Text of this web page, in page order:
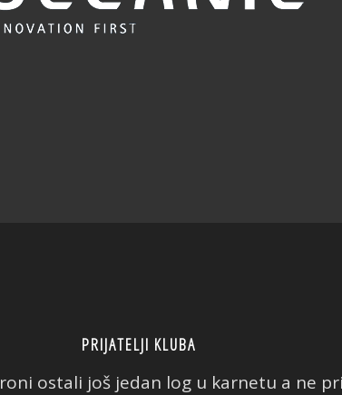
PRIJATELJI KLUBA
ostali još jedan log u karnetu a ne